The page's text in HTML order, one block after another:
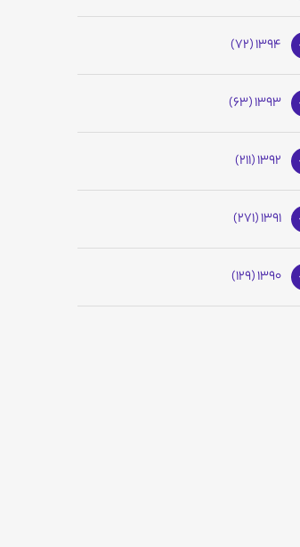
1394 (72)
1393 (63)
1392 (211)
1391 (271)
1390 (129)